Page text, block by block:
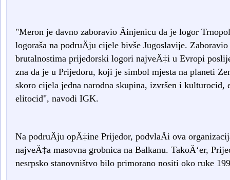
"Meron je davno zaboravio Äinjenicu da je logor
logoraša na podruÄju cijele bivše Jugoslavije.
brutalnostima prijedorski logori najveÄ‡i u Evropi
zna da je u Prijedoru, koji je simbol mjesta na planeti
skoro cijela jedna narodna skupina, izvršen i kulturocid,
elitocid", navodi IGK.
Na podruÄju opÄ‡ine Prijedor, podvlaÄi ova
najveÄ‡a masovna grobnica na Balkanu. TakoÄ‘er,
nesrpsko stanovništvo bilo primorano nositi oko ruke